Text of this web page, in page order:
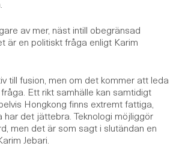
av mer, näst intill obegränsad
är en politiskt fråga enligt Karim
till fusion, men om det kommer att leda
Ett rikt samhälle kan samtidigt
Hongkong finns extremt fattiga,
har det jättebra. Teknologi möjliggör
men det är som sagt i slutändan en
Jebari.